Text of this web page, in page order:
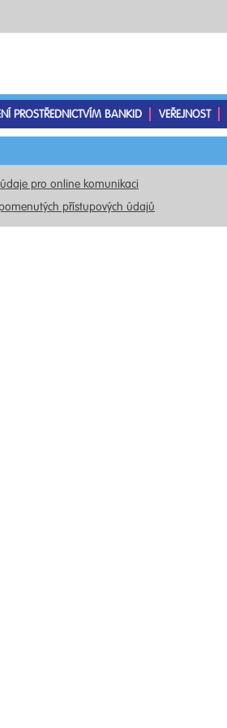
PROSTŘEDNICTVÍM BANKID VEŘEJNOST
pro online komunikaci
přístupových údajů